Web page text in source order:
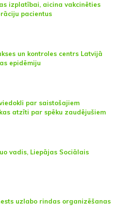
izplatībai, aicina vakcinēties
pacientus
un kontroles centrs Latvijā
epidēmiju
par saistošajiem
atzīti par spēku zaudējušiem
vadis, Liepājas Sociālais
uzlabo rindas organizēšanas